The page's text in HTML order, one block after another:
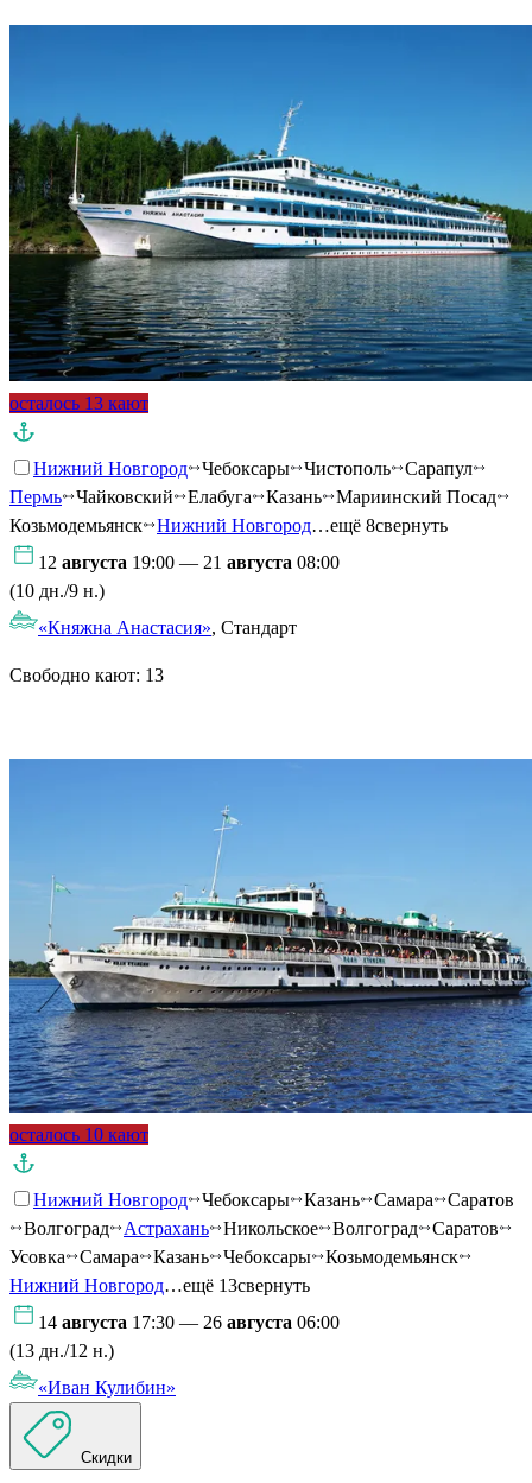
осталось 13 кают
Нижний Новгород Чебоксары Чистополь
Сарапул
Пермь
Чайковский Елабуга Казань
Мариинский Посад
Козьмодемьянск
Нижний Новгород…ещё 8свернуть
12 августа 19:00 — 21 августа 08:00
(10 дн./9 н.)
«Княжна Анастасия», Стандарт
Свободно кают: 13
осталось 10 кают
Нижний Новгород Чебоксары Казань Самара
Саратов
Волгоград
Астрахань Никольское Волгоград
Саратов
Усовка
Самара Казань Чебоксары
Козьмодемьянск
Нижний Новгород…ещё 13свернуть
14 августа 17:30 — 26 августа 06:00
(13 дн./12 н.)
«Иван Кулибин»
Скидки